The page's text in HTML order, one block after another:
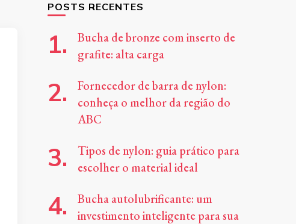
POSTS RECENTES
Bucha de bronze com inserto de
grafite: alta carga
Fornecedor de barra de nylon:
conheça o melhor da região do
ABC
Tipos de nylon: guia prático para
escolher o material ideal
Bucha autolubrificante: um
investimento inteligente para sua